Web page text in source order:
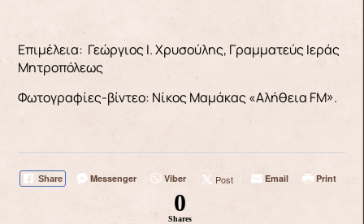
Επιμέλεια: Γεώργιος Ι. Χρυσούλης, Γραμματεύς Ιεράς
Μητροπόλεως
Φωτογραφίες-βίντεο: Νίκος Μαμάκας «Αλήθεια FM».
Share Messenger Viber Post Email Print
0
Shares